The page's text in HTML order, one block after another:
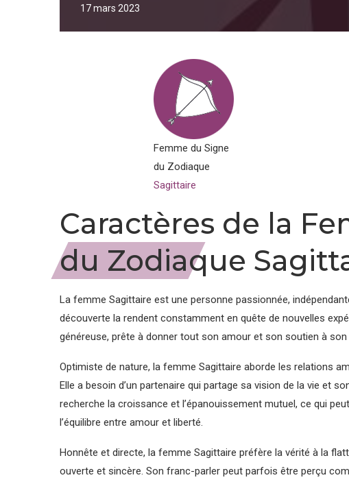
17 mars 2023
Femme du Signe
du Zodiaque
Sagittaire
Caractères de la
du Zodiaque
La femme Sagittaire est une personne passionnée,
découverte la rendent constamment en quête de nouvelles
généreuse, prête à donner tout son amour et son soutien à son
Optimiste de nature, la femme Sagittaire aborde les relations
Elle a besoin d’un partenaire qui partage sa vision de la vie et
recherche la croissance et l’épanouissement mutuel, ce qui
l’équilibre entre amour et liberté.
Honnête et directe, la femme Sagittaire préfère la vérité à la
ouverte et sincère. Son franc-parler peut parfois être perçu